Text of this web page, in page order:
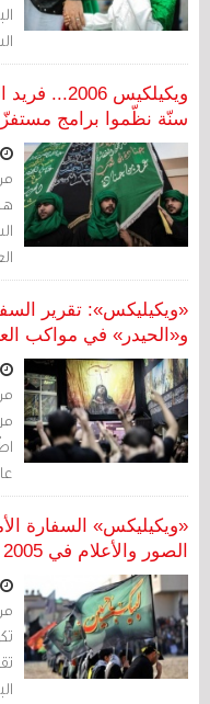
ويكيلكيس
سنّة نظّموا برامج
«ويكيليكس»: تقرير
و«الحيدر» في مواكب
«ويكيليكس» السفارة
الصور والأعلام في 2005 «1»